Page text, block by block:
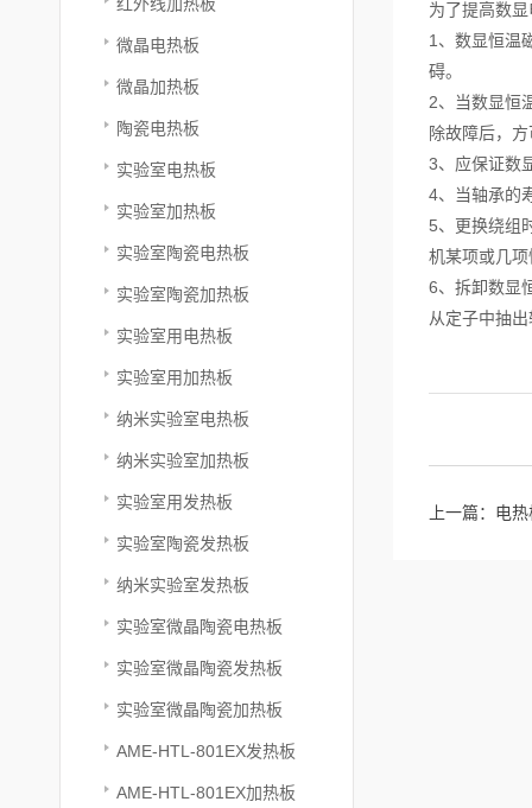
微晶电热板
微晶加热板
陶瓷电热板
实验室电热板
实验室加热板
实验室陶瓷电热板
实验室陶瓷加热板
实验室用电热板
实验室用加热板
纳米实验室电热板
纳米实验室加热板
实验室用发热板
实验室陶瓷发热板
纳米实验室发热板
实验室微晶陶瓷电热板
实验室微晶陶瓷发热板
实验室微晶陶瓷加热板
AME-HTL-801EX发热板
AME-HTL-801EX加热板
为了提高数
1、数显恒温
碍。
2、当数显恒
除故障后，
3、应保证数
4、当轴承的
5、更换绕组
机某项或几
6、拆卸数显
从定子中抽
上一篇： 电